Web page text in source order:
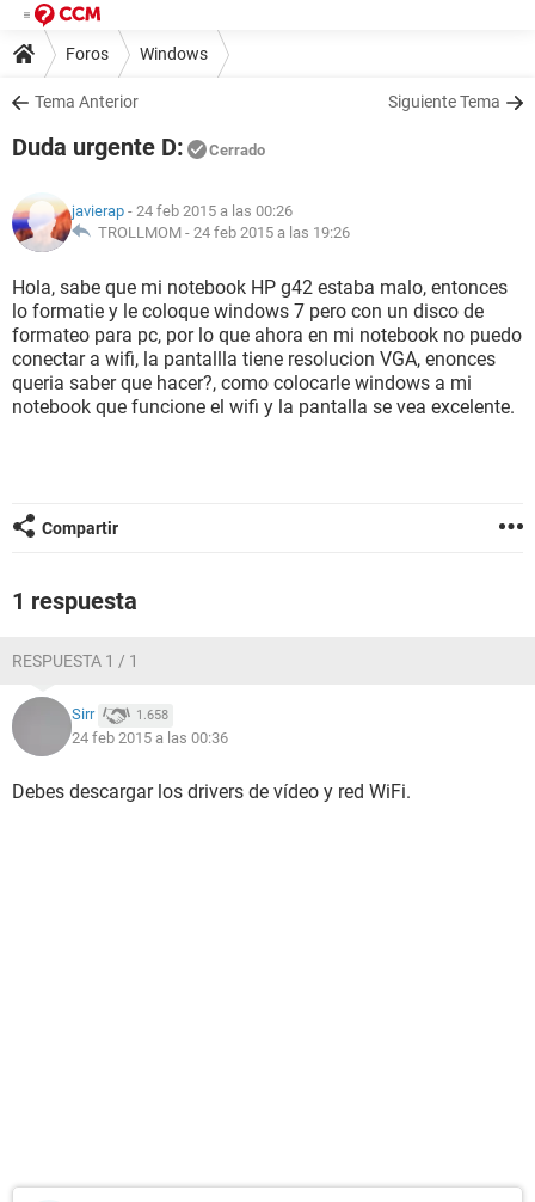
Foros Windows
Tema Anterior Siguiente Tema
Duda urgente D: Cerrado
javierap - 24 feb 2015 a las 00:26
TROLLMOM - 24 feb 2015 a las 19:26
Hola, sabe que mi notebook HP g42 estaba malo, entonces
lo formatie y le coloque windows 7 pero con un disco de
formateo para pc, por lo que ahora en mi notebook no puedo
conectar a wifi, la pantallla tiene resolucion VGA, enonces
queria saber que hacer?, como colocarle windows a mi
notebook que funcione el wifi y la pantalla se vea excelente.
Compartir
1 respuesta
RESPUESTA 1 / 1
Sirr 1.658
24 feb 2015 a las 00:36
Debes descargar los drivers de vídeo y red WiFi.